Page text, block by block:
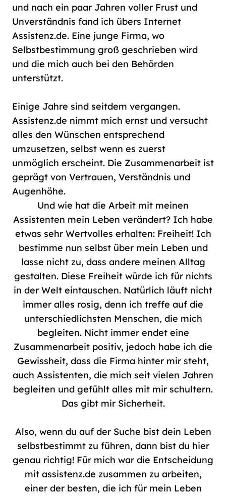
und nach ein paar Jahren voller Frust und
Unverständnis fand ich übers Internet
Assistenz.de. Eine junge Firma, wo
Selbstbestimmung groß geschrieben wird
und die mich auch bei den Behörden
unterstützt.
Einige Jahre sind seitdem vergangen.
Assistenz.de nimmt mich ernst und versucht
alles den Wünschen entsprechend
umzusetzen, selbst wenn es zuerst
unmöglich erscheint. Die Zusammenarbeit ist
geprägt von Vertrauen, Verständnis und
Augenhöhe.
Und wie hat die Arbeit mit meinen
Assistenten mein Leben verändert? Ich habe
etwas sehr Wertvolles erhalten: Freiheit! Ich
bestimme nun selbst über mein Leben und
lasse nicht zu, dass andere meinen Alltag
gestalten. Diese Freiheit würde ich für nichts
in der Welt eintauschen. Natürlich läuft nicht
immer alles rosig, denn ich treffe auf die
unterschiedlichsten Menschen, die mich
begleiten. Nicht immer endet eine
Zusammenarbeit positiv, jedoch habe ich die
Gewissheit, dass die Firma hinter mir steht,
auch Assistenten, die mich seit vielen Jahren
begleiten und gefühlt alles mit mir schultern.
Das gibt mir Sicherheit.
Also, wenn du auf der Suche bist dein Leben
selbstbestimmt zu führen, dann bist du hier
genau richtig! Für mich war die Entscheidung
mit assistenz.de zusammen zu arbeiten,
einer der besten, die ich für mein Leben